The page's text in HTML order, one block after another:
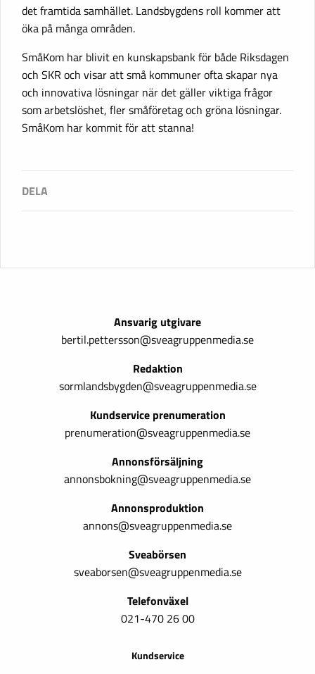
det framtida samhället. Landsbygdens roll kommer att
öka på många områden.
SmåKom har blivit en kunskapsbank för både Riksdagen
och SKR och visar att små kommuner ofta skapar nya
och innovativa lösningar när det gäller viktiga frågor
som arbetslöshet, fler småföretag och gröna lösningar.
SmåKom har kommit för att stanna!
Ansvarig utgivare
bertil.pettersson@sveagruppenmedia.se
Redaktion
sormlandsbygden@sveagruppenmedia.se
Kundservice prenumeration
prenumeration@sveagruppenmedia.se
Annonsförsäljning
annonsbokning@sveagruppenmedia.se
Annonsproduktion
annons@sveagruppenmedia.se
Sveabörsen
sveaborsen@sveagruppenmedia.se
Telefonväxel
021-470 26 00
Kundservice